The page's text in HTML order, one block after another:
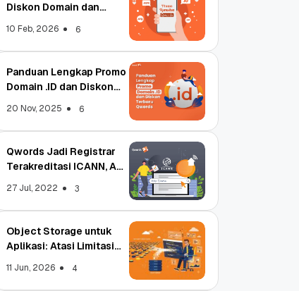
Diskon Domain dan
10 Feb, 2026 6
Panduan Lengkap Promo
Domain .ID dan Diskon
20 Nov, 2025 6
Qwords Jadi Registrar
Terakreditasi ICANN, Apa
27 Jul, 2022 3
Object Storage untuk
Aplikasi: Atasi Limitasi
11 Jun, 2026 4